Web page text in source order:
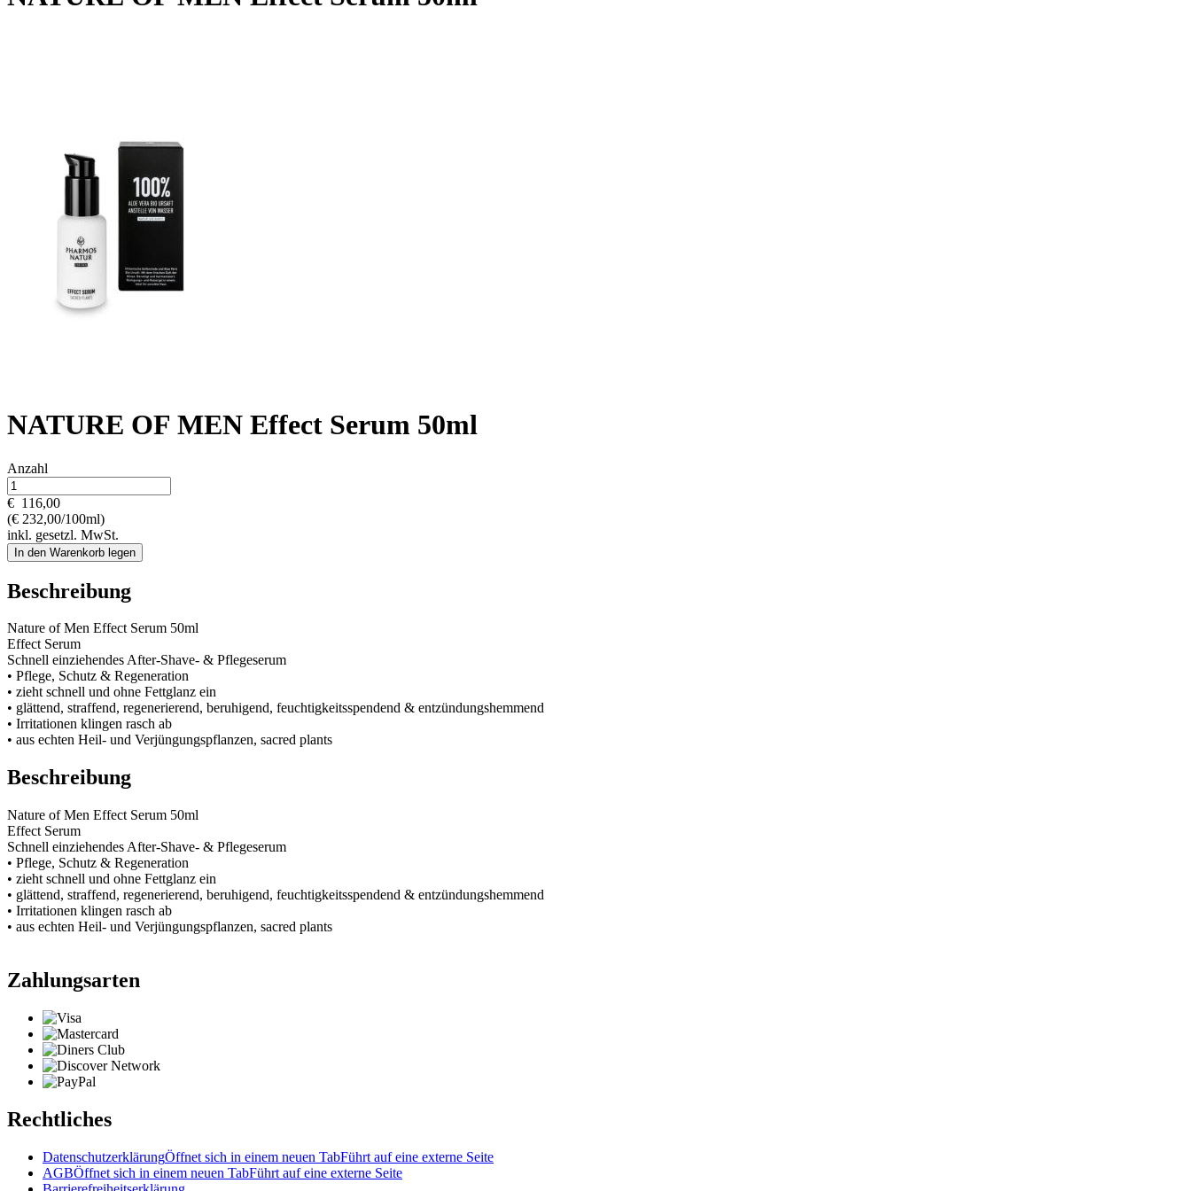
NATURE OF MEN Effect Serum 50ml
Anzahl
€ 116,00
(€ 232,00/100ml)
inkl. gesetzl. MwSt.
In den Warenkorb legen
Beschreibung
Nature of Men Effect Serum 50ml
Effect Serum
Schnell einziehendes After-Shave- & Pflegeserum
• Pflege, Schutz & Regeneration
• zieht schnell und ohne Fettglanz ein
• glättend, straffend, regenerierend, beruhigend, feuchtigkeitsspendend & entzündungshemmend
• Irritationen klingen rasch ab
• aus echten Heil- und Verjüngungspflanzen, sacred plants
Beschreibung
Nature of Men Effect Serum 50ml
Effect Serum
Schnell einziehendes After-Shave- & Pflegeserum
• Pflege, Schutz & Regeneration
• zieht schnell und ohne Fettglanz ein
• glättend, straffend, regenerierend, beruhigend, feuchtigkeitsspendend & entzündungshemmend
• Irritationen klingen rasch ab
• aus echten Heil- und Verjüngungspflanzen, sacred plants
Zahlungsarten
Rechtliches
DatenschutzerklärungÖffnet sich in einem neuen TabFührt auf eine externe Seite
AGBÖffnet sich in einem neuen TabFührt auf eine externe Seite